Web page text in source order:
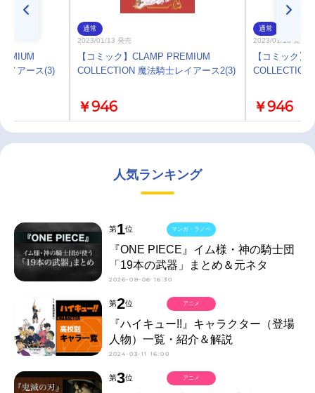
イアース(3)
通常
2023/01/13 発売
【コミック】CLAMP PREMIUM
COLLECTION 魔法騎士レイアース2(3)
￥946
通常
2023/01/13 発売
【コミック】
COLLECTION
￥946
人気ランキング
第1位
『ONE PIECE』イム様・神の騎士団
「19本の武器」まとめ＆元ネタ
2026-08-06 16:30
マンガ・ラノベ
第2位
『ハイキュー!!』キャラクター（登場
人物）一覧・紹介＆解説
2024-03-11 16:00
アニメ
第3位 アニメ